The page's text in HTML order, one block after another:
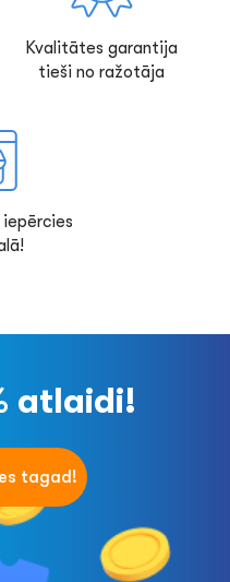
Kvalitātes garantija
tieši no ražotāja
atlaidi!
tagad!